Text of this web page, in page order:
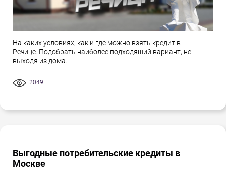
На каких условиях, как и где можно взять кредит в
Речице. Подобрать наиболее подходящий вариант, не
выходя из дома.
2049
Выгодные потребительские кредиты в
Москве